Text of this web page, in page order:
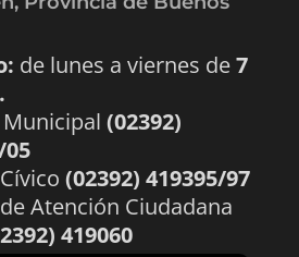
de lunes a viernes de7
Municipal (02392)
05
(02392) 419395/97
Atención Ciudadana
419060